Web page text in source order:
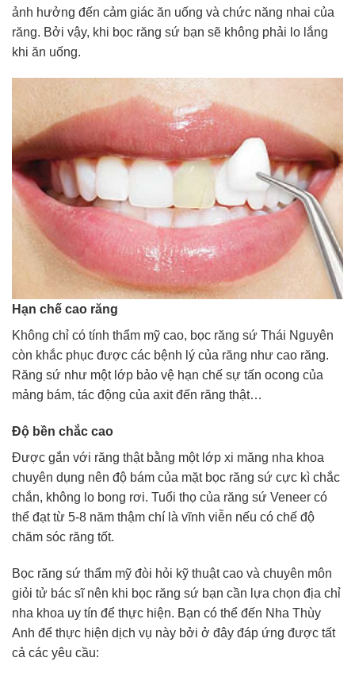
ảnh hưởng đến cảm giác ăn uống và chức năng nhai của
răng. Bởi vậy, khi bọc răng sứ bạn sẽ không phải lo lắng
khi ăn uống.
Hạn chế cao răng
Không chỉ có tính thẩm mỹ cao, bọc răng sứ Thái Nguyên
còn khắc phục được các bệnh lý của răng như cao răng.
Răng sứ như một lớp bảo vệ hạn chế sự tấn ocong của
mảng bám, tác động của axit đến răng thật…
Độ bền chắc cao
Được gắn với răng thật bằng một lớp xi măng nha khoa
chuyên dụng nên độ bám của mặt bọc răng sứ cực kì chắc
chắn, không lo bong rơi. Tuổi thọ của răng sứ Veneer có
thể đạt từ 5-8 năm thậm chí là vĩnh viễn nếu có chế độ
chăm sóc răng tốt.
Bọc răng sứ thẩm mỹ đòi hỏi kỹ thuật cao và chuyên môn
giỏi tử bác sĩ nên khi bọc răng sứ bạn cần lựa chọn địa chỉ
nha khoa uy tín để thực hiện. Bạn có thể đến Nha Thùy
Anh để thực hiện dịch vụ này bởi ở đây đáp ứng được tất
cả các yêu cầu: